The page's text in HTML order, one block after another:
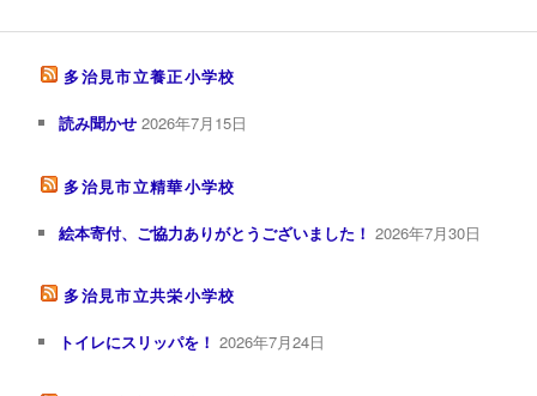
多治見市立養正小学校
読み聞かせ 2026年7月15日
多治見市立精華小学校
絵本寄付、ご協力ありがとうございました！ 2026年7月30日
多治見市立共栄小学校
トイレにスリッパを！ 2026年7月24日